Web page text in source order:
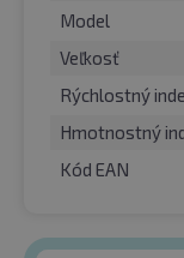
Model
Veľkosť
Rýchlostný
Hmotnostný
Kód EAN